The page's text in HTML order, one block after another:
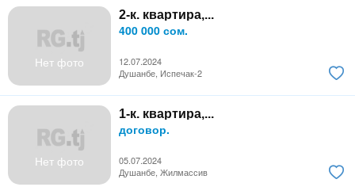
Нет фото
2-к. квартира,...
400 000 сом.
12.07.2024
Душанбе, Испечак-2
Нет фото
1-к. квартира,...
договор.
05.07.2024
Душанбе, Жилмассив